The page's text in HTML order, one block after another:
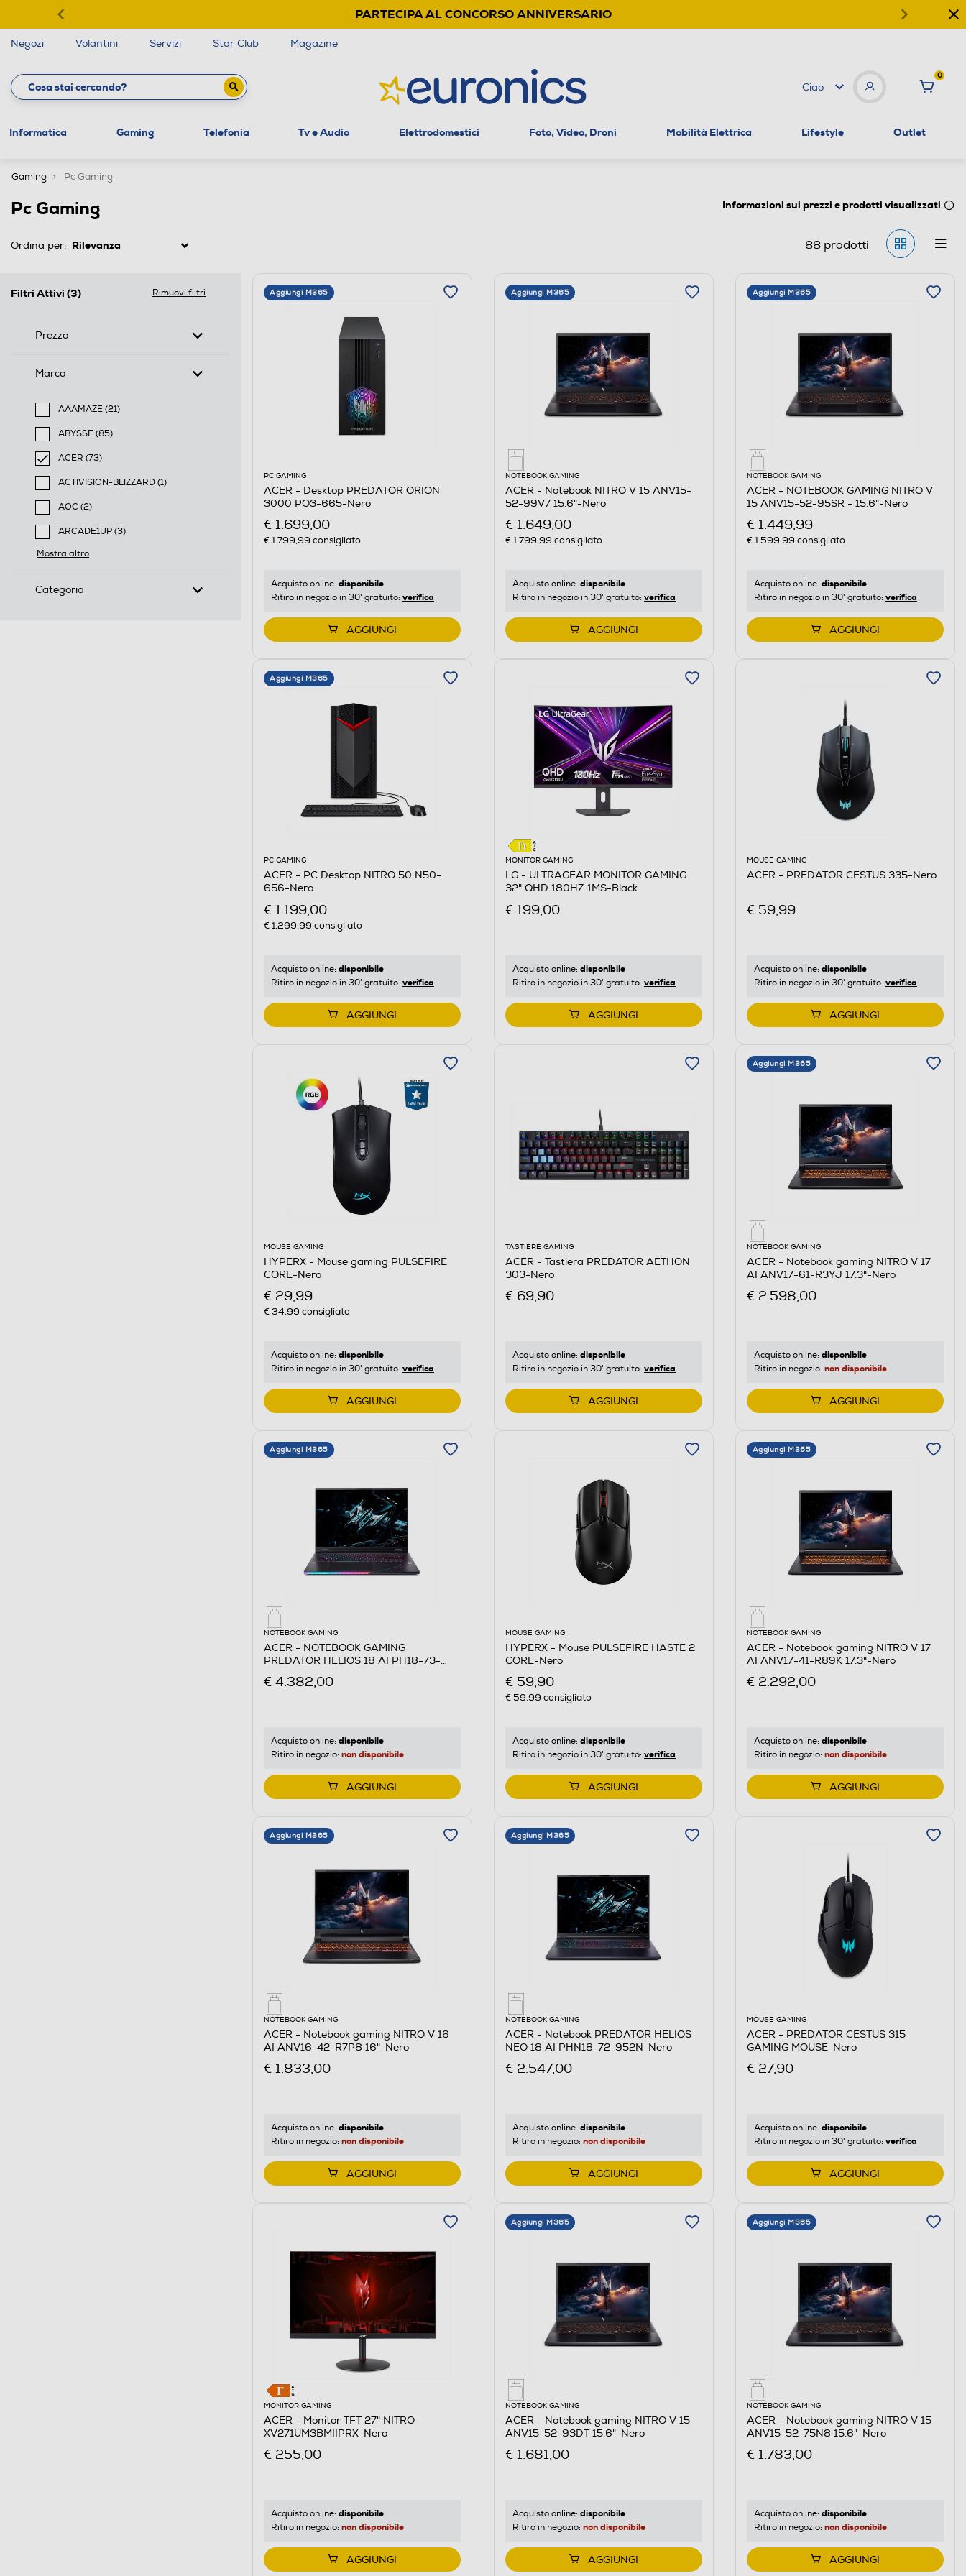
PARTECIPA AL CONCORSO ANNIVERSARIO
Negozi Volantini Servizi Star Club Magazine
Ciao
0
Informatica Gaming Telefonia Tv e Audio Elettrodomestici Foto, Video, Droni Mobilità Elettrica Lifestyle Outlet
Gaming Pc Gaming
Pc Gaming Informazioni sui prezzi e prodotti visualizzati
Ordina per: 88prodotti
Filtri Attivi (3) Rimuovi filtri
Prezzo
Marca
AAAMAZE (21)
Filtra per Marca: AAAMAZE
ABYSSE (85)
Filtra per Marca: ABYSSE
ACER (73)
selected Filtro applicato per Marca: ACER
ACTIVISION-BLIZZARD (1)
Filtra per Marca: ACTIVISION-BLIZZARD
AOC (2)
Filtra per Marca: AOC
ARCADE1UP (3)
Filtra per Marca: ARCADE1UP
Mostra altro
Categoria
Aggiungi M365
PC GAMING
ACER - Desktop PREDATOR ORION
3000 PO3-665-Nero
€ 1.699,00
€ 1.799,99 consigliato
Acquisto online: disponibile
Ritiro in negozio in 30' gratuito: verifica
AGGIUNGI
Aggiungi M365
NOTEBOOK GAMING
ACER - Notebook NITRO V 15 ANV15-
52-99V7 15.6"-Nero
€ 1.649,00
€ 1.799,99 consigliato
Acquisto online: disponibile
Ritiro in negozio in 30' gratuito: verifica
AGGIUNGI
Aggiungi M365
NOTEBOOK GAMING
ACER - NOTEBOOK GAMING NITRO V
15 ANV15-52-95SR - 15.6"-Nero
€ 1.449,99
€ 1.599,99 consigliato
Acquisto online: disponibile
Ritiro in negozio in 30' gratuito: verifica
AGGIUNGI
Aggiungi M365
PC GAMING
ACER - PC Desktop NITRO 50 N50-
656-Nero
€ 1.199,00
€ 1.299,99 consigliato
Acquisto online: disponibile
Ritiro in negozio in 30' gratuito: verifica
AGGIUNGI
MONITOR GAMING
LG - ULTRAGEAR MONITOR GAMING
32" QHD 180HZ 1MS-Black
€ 199,00
Acquisto online: disponibile
Ritiro in negozio in 30' gratuito: verifica
AGGIUNGI
MOUSE GAMING
ACER - PREDATOR CESTUS 335-Nero
€ 59,99
Acquisto online: disponibile
Ritiro in negozio in 30' gratuito: verifica
AGGIUNGI
MOUSE GAMING
HYPERX - Mouse gaming PULSEFIRE
CORE-Nero
€ 29,99
€ 34,99 consigliato
Acquisto online: disponibile
Ritiro in negozio in 30' gratuito: verifica
AGGIUNGI
TASTIERE GAMING
ACER - Tastiera PREDATOR AETHON
303-Nero
€ 69,90
Acquisto online: disponibile
Ritiro in negozio in 30' gratuito: verifica
AGGIUNGI
Aggiungi M365
NOTEBOOK GAMING
ACER - Notebook gaming NITRO V 17
AI ANV17-61-R3YJ 17.3"-Nero
€ 2.598,00
Acquisto online: disponibile
Ritiro in negozio: non disponibile
AGGIUNGI
Aggiungi M365
NOTEBOOK GAMING
ACER - NOTEBOOK GAMING
PREDATOR HELIOS 18 AI PH18-73-
€ 4.382,00
Acquisto online: disponibile
Ritiro in negozio: non disponibile
AGGIUNGI
MOUSE GAMING
HYPERX - Mouse PULSEFIRE HASTE 2
CORE-Nero
€ 59,90
€ 59,99 consigliato
Acquisto online: disponibile
Ritiro in negozio in 30' gratuito: verifica
AGGIUNGI
Aggiungi M365
NOTEBOOK GAMING
ACER - Notebook gaming NITRO V 17
AI ANV17-41-R89K 17.3"-Nero
€ 2.292,00
Acquisto online: disponibile
Ritiro in negozio: non disponibile
AGGIUNGI
Aggiungi M365
NOTEBOOK GAMING
ACER - Notebook gaming NITRO V 16
AI ANV16-42-R7P8 16"-Nero
€ 1.833,00
Acquisto online: disponibile
Ritiro in negozio: non disponibile
AGGIUNGI
Aggiungi M365
NOTEBOOK GAMING
ACER - Notebook PREDATOR HELIOS
NEO 18 AI PHN18-72-952N-Nero
€ 2.547,00
Acquisto online: disponibile
Ritiro in negozio: non disponibile
AGGIUNGI
MOUSE GAMING
ACER - PREDATOR CESTUS 315
GAMING MOUSE-Nero
€ 27,90
Acquisto online: disponibile
Ritiro in negozio in 30' gratuito: verifica
AGGIUNGI
MONITOR GAMING
ACER - Monitor TFT 27" NITRO
XV271UM3BMIIPRX-Nero
€ 255,00
Acquisto online: disponibile
Ritiro in negozio: non disponibile
AGGIUNGI
Aggiungi M365
NOTEBOOK GAMING
ACER - Notebook gaming NITRO V 15
ANV15-52-93DT 15.6"-Nero
€ 1.681,00
Acquisto online: disponibile
Ritiro in negozio: non disponibile
AGGIUNGI
Aggiungi M365
NOTEBOOK GAMING
ACER - Notebook gaming NITRO V 15
ANV15-52-75N8 15.6"-Nero
€ 1.783,00
Acquisto online: disponibile
Ritiro in negozio: non disponibile
AGGIUNGI